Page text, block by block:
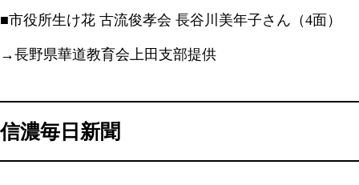
■市役所生け花 古流俊孝会 長谷川美年子さん（4面）
→長野県華道教育会上田支部提供
信濃毎日新聞